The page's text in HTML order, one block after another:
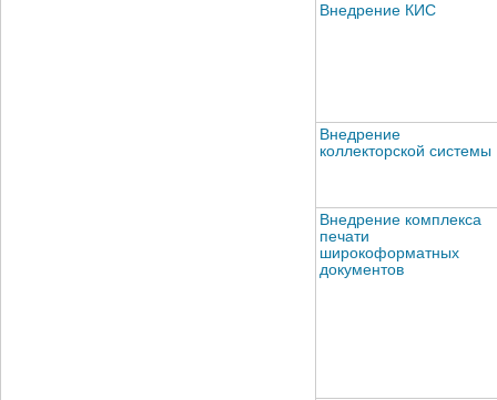
Внедрение КИС
Внедрение
коллекторской системы
Внедрение комплекса
печати
широкоформатных
документов